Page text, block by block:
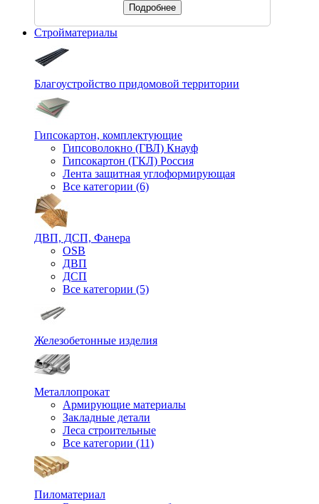
Подробнее
Стройматериалы
Благоустройство придомовой территории
Гипсокартон, комплектующие
Гипсоволокно (ГВЛ) Кнауф
Гипсокартон (ГКЛ) Россия
Лента защитная углоформирующая
Все категории (6)
ДВП, ДСП, Фанера
OSB
ДВП
ДСП
Все категории (5)
Железобетонные изделия
Металлопрокат
Армирующие материалы
Закладные детали
Леса строительные
Все категории (11)
Пиломатериал